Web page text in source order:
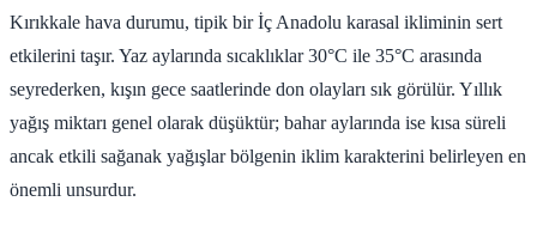
Kırıkkale hava durumu, tipik bir İç Anadolu karasal ikliminin sert
etkilerini taşır. Yaz aylarında sıcaklıklar 30°C ile 35°C arasında
seyrederken, kışın gece saatlerinde don olayları sık görülür. Yıllık
yağış miktarı genel olarak düşüktür; bahar aylarında ise kısa süreli
ancak etkili sağanak yağışlar bölgenin iklim karakterini belirleyen en
önemli unsurdur.